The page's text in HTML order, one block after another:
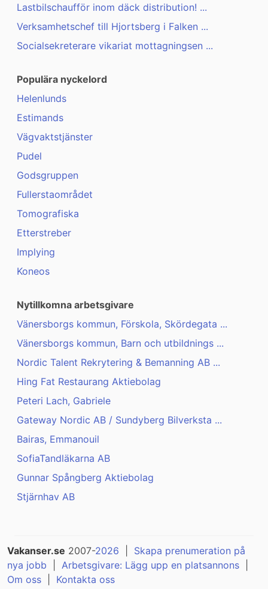
Lastbilschaufför inom däck distribution! ...
Verksamhetschef till Hjortsberg i Falken ...
Socialsekreterare vikariat mottagningsen ...
Populära nyckelord
Helenlunds
Estimands
Vägvaktstjänster
Pudel
Godsgruppen
Fullerstaområdet
Tomografiska
Etterstreber
Implying
Koneos
Nytillkomna arbetsgivare
Vänersborgs kommun, Förskola, Skördegata ...
Vänersborgs kommun, Barn och utbildnings ...
Nordic Talent Rekrytering & Bemanning AB ...
Hing Fat Restaurang Aktiebolag
Peteri Lach, Gabriele
Gateway Nordic AB / Sundyberg Bilverksta ...
Bairas, Emmanouil
SofiaTandläkarna AB
Gunnar Spångberg Aktiebolag
Stjärnhav AB
Vakanser.se 2007-2026
Skapa prenumeration på
nya jobb
Arbetsgivare: Lägg upp en platsannons
Om oss
Kontakta oss